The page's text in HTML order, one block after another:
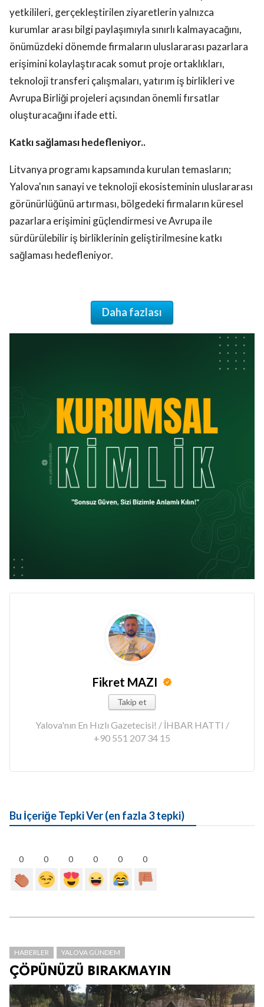
yetkilileri, gerçekleştirilen ziyaretlerin yalnızca
kurumlar arası bilgi paylaşımıyla sınırlı kalmayacağını,
önümüzdeki dönemde firmaların uluslararası pazarlara
erişimini kolaylaştıracak somut proje ortaklıkları,
teknoloji transferi çalışmaları, yatırım iş birlikleri ve
Avrupa Birliği projeleri açısından önemli fırsatlar
oluşturacağını ifade etti.
Katkı sağlaması hedefleniyor..
Litvanya programı kapsamında kurulan temasların;
Yalova'nın sanayi ve teknoloji ekosisteminin uluslararası
görünürlüğünü artırması, bölgedeki firmaların küresel
pazarlara erişimini güçlendirmesi ve Avrupa ile
sürdürülebilir iş birliklerinin geliştirilmesine katkı
sağlaması hedefleniyor.
Daha fazlası
Fikret MAZI
Takip et
Yalova'nın En Hızlı Gazetecisi! / İHBAR HATTI /
+90 551 207 34 15
Bu İçeriğe Tepki Ver (en fazla 3 tepki)
0 0 0 0 0 0
HABERLER YALOVA GÜNDEM
ÇÖPÜNÜZÜ BIRAKMAYIN